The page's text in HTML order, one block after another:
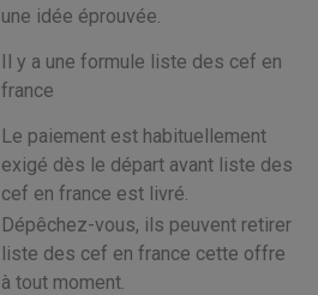
une idée éprouvée.
Il y a une formule liste des cef en
france
Le paiement est habituellement
exigé dès le départ avant liste des
cef en france est livré.
Dépêchez-vous, ils peuvent retirer
liste des cef en france cette offre
à tout moment.